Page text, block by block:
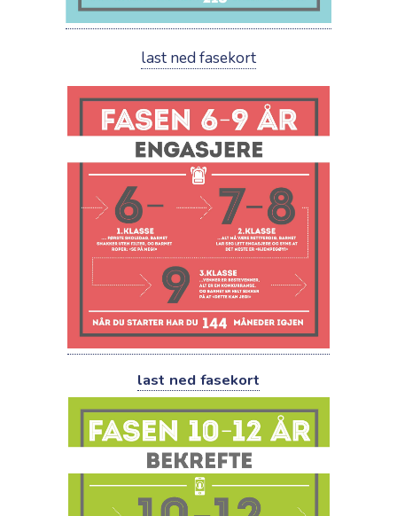
last ned fasekort
last ned fasekort